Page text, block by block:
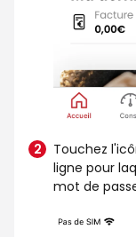
Touchez
ligne pour
mot de